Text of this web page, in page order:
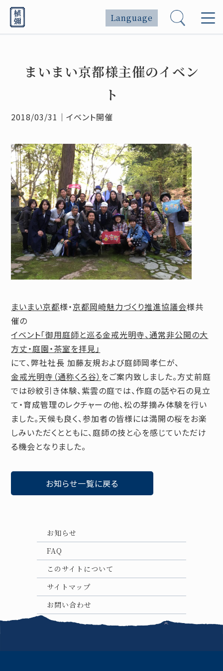
Language
まいまい京都様主催のイベン
ト
2018/03/31 ｜イベント開催
まいまい京都様・京都岡崎魅力づくり推進協議会様共
催の
イベント「御用庭師と巡る金戒光明寺、通常非公開の大
方丈・庭園・茶室を拝見」
にて、弊社社長 加藤友規および庭師岡孝仁が、
金戒光明寺（通称くろ谷） をご案内致しました。方丈前庭
では砂紋引き体験、紫雲の庭では、作庭の話や石の見立
て・育成管理のレクチャーの他、松の芽摘み体験を行い
ました。天候も良く、参加者の皆様には満開の桜をお楽
しみいただくとともに、庭師の技と心を感じていただけ
る機会となりました。
お知らせ一覧に戻る
お知らせ
FAQ
このサイトについて
サイトマップ
お問い合わせ